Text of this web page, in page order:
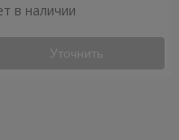
в наличии
Уточнить